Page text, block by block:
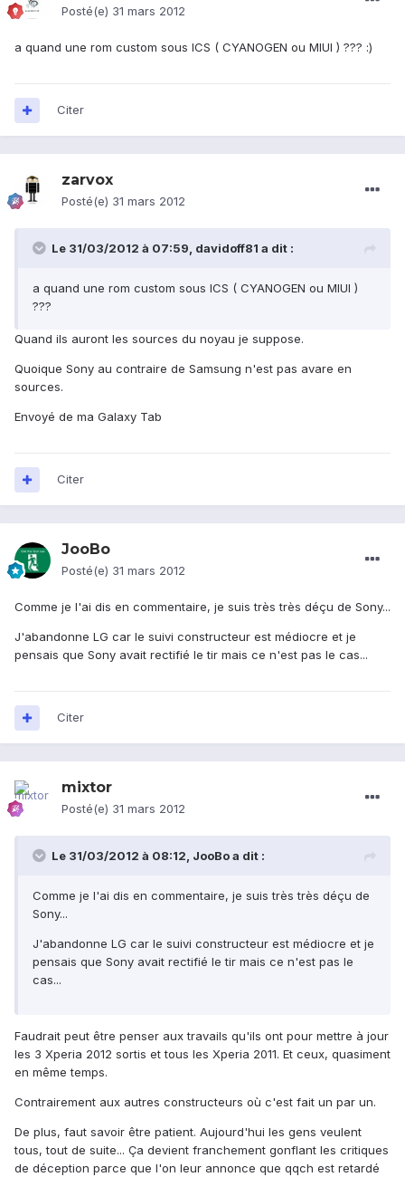
Posté(e) 31 mars 2012
a quand une rom custom sous ICS ( CYANOGEN ou MIUI ) ??? :)
Citer
zarvox
Posté(e) 31 mars 2012
Le 31/03/2012 à 07:59, davidoff81 a dit :
a quand une rom custom sous ICS ( CYANOGEN ou MIUI )
???
Quand ils auront les sources du noyau je suppose.
Quoique Sony au contraire de Samsung n'est pas avare en
sources.
Envoyé de ma Galaxy Tab
Citer
JooBo
Posté(e) 31 mars 2012
Comme je l'ai dis en commentaire, je suis très très déçu de Sony...
J'abandonne LG car le suivi constructeur est médiocre et je
pensais que Sony avait rectifié le tir mais ce n'est pas le cas...
Citer
mixtor
Posté(e) 31 mars 2012
Le 31/03/2012 à 08:12, JooBo a dit :
Comme je l'ai dis en commentaire, je suis très très déçu de
Sony...
J'abandonne LG car le suivi constructeur est médiocre et je
pensais que Sony avait rectifié le tir mais ce n'est pas le
cas...
Faudrait peut être penser aux travails qu'ils ont pour mettre à jour
les 3 Xperia 2012 sortis et tous les Xperia 2011. Et ceux, quasiment
en même temps.
Contrairement aux autres constructeurs où c'est fait un par un.
De plus, faut savoir être patient. Aujourd'hui les gens veulent
tous, tout de suite... Ça devient franchement gonflant les critiques
de déception parce que l'on leur annonce que qqch est retardé